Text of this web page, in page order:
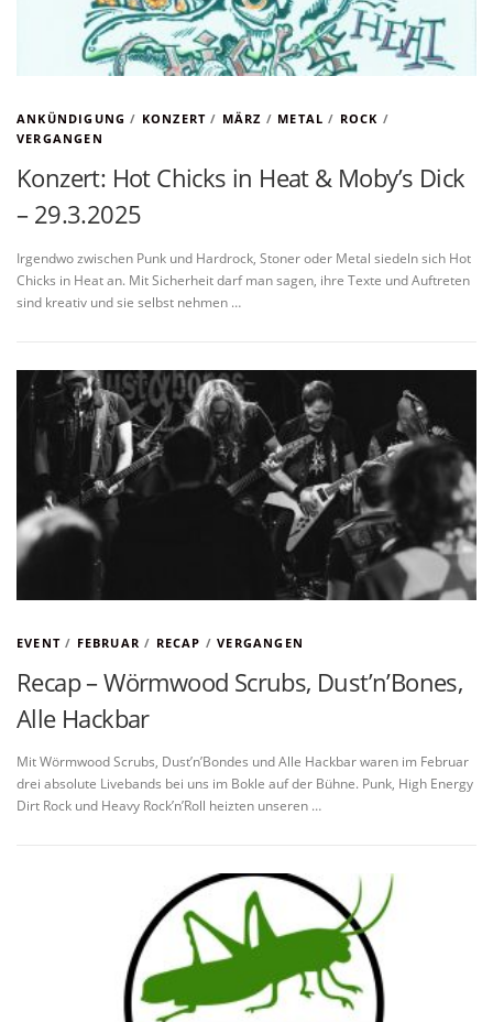
ANKÜNDIGUNG / KONZERT / MÄRZ / METAL / ROCK /
VERGANGEN
Konzert: Hot Chicks in Heat & Moby’s Dick
– 29.3.2025
Irgendwo zwischen Punk und Hardrock, Stoner oder Metal siedeln sich Hot
Chicks in Heat an. Mit Sicherheit darf man sagen, ihre Texte und Auftreten
sind kreativ und sie selbst nehmen …
EVENT / FEBRUAR / RECAP /VERGANGEN
Recap – Wörmwood Scrubs, Dust’n’Bones,
Alle Hackbar
Mit Wörmwood Scrubs, Dust’n’Bondes und Alle Hackbar waren im Februar
drei absolute Livebands bei uns im Bokle auf der Bühne. Punk, High Energy
Dirt Rock und Heavy Rock’n’Roll heizten unseren …